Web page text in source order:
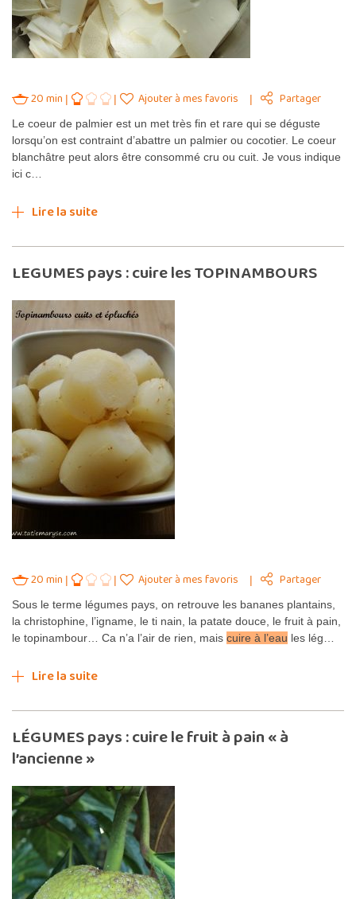
20 min Ajouter à mes favoris Partager
Le coeur de palmier est un met très fin et rare qui se déguste
lorsqu’on est contraint d’abattre un palmier ou cocotier. Le coeur
blanchâtre peut alors être consommé cru ou cuit. Je vous indique
ici c…
Lire la suite
LEGUMES pays : cuire les TOPINAMBOURS
20 min Ajouter à mes favoris Partager
Sous le terme légumes pays, on retrouve les bananes plantains,
la christophine, l’igname, le ti nain, la patate douce, le fruit à pain,
le topinambour… Ca n’a l’air de rien, mais cuire à l’eau les lég…
Lire la suite
LÉGUMES pays : cuire le fruit à pain « à
l’ancienne »